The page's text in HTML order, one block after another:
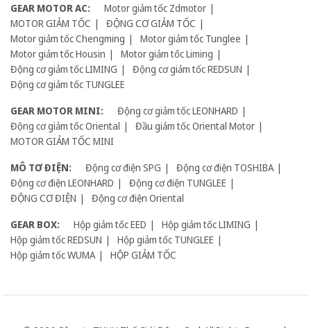
GEAR MOTOR AC:
Motor giảm tốc Zdmotor
MOTOR GIẢM TỐC
ĐỘNG CƠ GIẢM TỐC
Motor giảm tốc Chengming
Motor giảm tốc Tunglee
Motor giảm tốc Housin
Motor giảm tốc Liming
Động cơ giảm tốc LIMING
Động cơ giảm tốc REDSUN
Động cơ giảm tốc TUNGLEE
GEAR MOTOR MINI:
Động cơ giảm tốc LEONHARD
Động cơ giảm tốc Oriental
Đầu giảm tốc Oriental Motor
MOTOR GIẢM TỐC MINI
MÔ TƠ ĐIỆN:
Động cơ điện SPG
Động cơ điện TOSHIBA
Động cơ điện LEONHARD
Động cơ điện TUNGLEE
ĐỘNG CƠ ĐIỆN
Động cơ điện Oriental
GEAR BOX:
Hộp giảm tốc EED
Hộp giảm tốc LIMING
Hộp giảm tốc REDSUN
Hộp giảm tốc TUNGLEE
Hộp giảm tốc WUMA
HỘP GIẢM TỐC